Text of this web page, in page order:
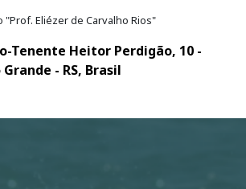
Eliézer de Carvalho Rios"
Tenente Heitor Perdigão, 10 -
- RS, Brasil